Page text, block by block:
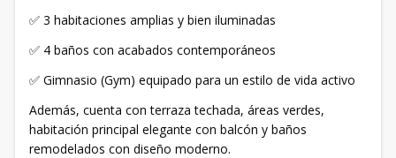
✅ 3 habitaciones amplias y bien iluminadas
✅ 4 baños con acabados contemporáneos
✅ Gimnasio (Gym) equipado para un estilo de vida activo
Además, cuenta con terraza techada, áreas verdes,
habitación principal elegante con balcón y baños
remodelados con diseño moderno.